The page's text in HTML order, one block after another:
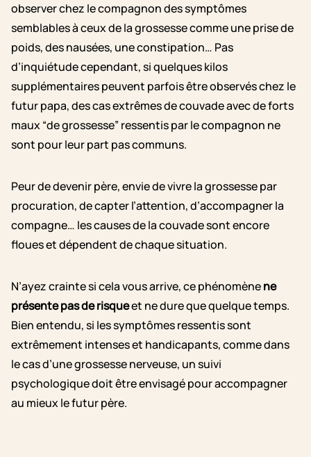
observer chez le compagnon des symptômes
semblables à ceux de la grossesse comme une prise de
poids, des nausées, une constipation… Pas
d’inquiétude cependant, si quelques kilos
supplémentaires peuvent parfois être observés chez le
futur papa, des cas extrêmes de couvade avec de forts
maux “de grossesse” ressentis par le compagnon ne
sont pour leur part pas communs.
Peur de devenir père, envie de vivre la grossesse par
procuration, de capter l’attention, d’accompagner la
compagne… les causes de la couvade sont encore
floues et dépendent de chaque situation.
N’ayez crainte si cela vous arrive, ce phénomènene
présente pas de risqueet ne dure que quelque temps.
Bien entendu, si les symptômes ressentis sont
extrêmement intenses et handicapants, comme dans
le cas d’une grossesse nerveuse, un suivi
psychologique doit être envisagé pour accompagner
au mieux le futur père.